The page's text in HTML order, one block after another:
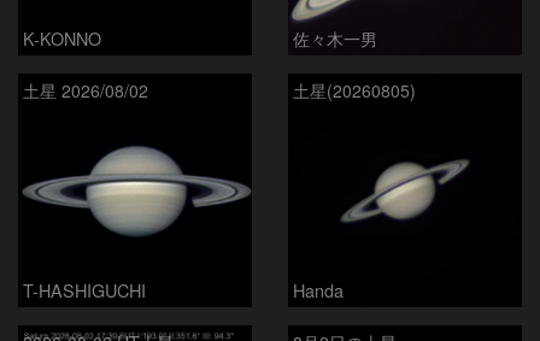
K-KONNO 佐々木一男
土星 2026/08/02
T-HASHIGUCHI
土星(20260805)
Handa